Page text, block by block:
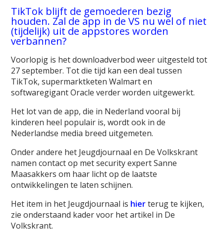
TikTok blijft de gemoederen bezig
houden. Zal de app in de VS nu wel of niet
(tijdelijk) uit de appstores worden
verbannen?
Voorlopig is het downloadverbod weer uitgesteld tot
27 september. Tot die tijd kan een deal tussen
TikTok, supermarktketen Walmart en
softwaregigant Oracle verder worden uitgewerkt.
Het lot van de app, die in Nederland vooral bij
kinderen heel populair is, wordt ook in de
Nederlandse media breed uitgemeten.
Onder andere het Jeugdjournaal en De Volkskrant
namen contact op met security expert Sanne
Maasakkers om haar licht op de laatste
ontwikkelingen te laten schijnen.
Het item in het Jeugdjournaal is hierterug te kijken,
zie onderstaand kader voor het artikel in De
Volkskrant.